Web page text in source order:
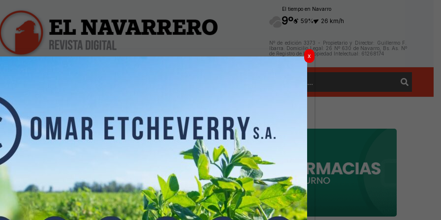
El tiempo en Navarro
9º 59% 26 km/h
Nº de edición 3373 - Propietario y Director: Guillermo F.
Ibarra. Domicilio Legal: 26 Nº 630 de Navarro, Bs. As. Nº
de Registro de la Propiedad Intelectual: 61268174
x